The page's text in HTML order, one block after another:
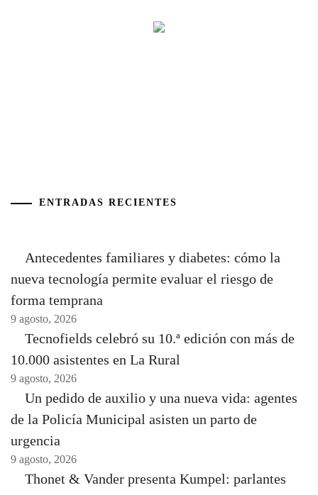
ENTRADAS RECIENTES
Antecedentes familiares y diabetes: cómo la
nueva tecnología permite evaluar el riesgo de
forma temprana
9 agosto, 2026
Tecnofields celebró su 10.ª edición con más de
10.000 asistentes en La Rural
9 agosto, 2026
Un pedido de auxilio y una nueva vida: agentes
de la Policía Municipal asisten un parto de
urgencia
9 agosto, 2026
Thonet & Vander presenta Kumpel: parlantes